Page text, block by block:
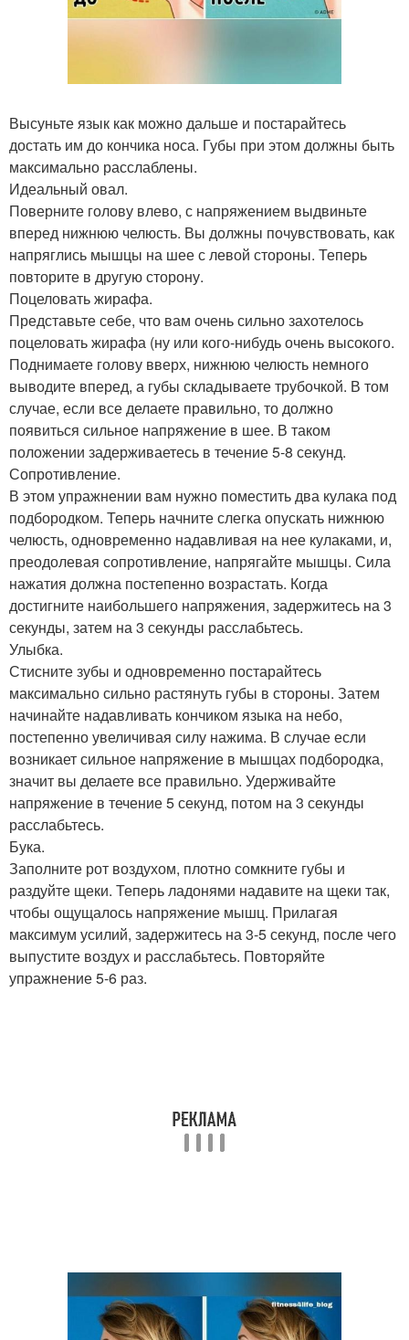
Высуньте язык как можно дальше и постарайтесь
достать им до кончика носа. Губы при этом должны быть
максимально расслаблены.
Идеальный овал.
Поверните голову влево, с напряжением выдвиньте
вперед нижнюю челюсть. Вы должны почувствовать, как
напряглись мышцы на шее с левой стороны. Теперь
повторите в другую сторону.
Поцеловать жирафа.
Представьте себе, что вам очень сильно захотелось
поцеловать жирафа (ну или кого-нибудь очень высокого.
Поднимаете голову вверх, нижнюю челюсть немного
выводите вперед, а губы складываете трубочкой. В том
случае, если все делаете правильно, то должно
появиться сильное напряжение в шее. В таком
положении задерживаетесь в течение 5-8 секунд.
Сопротивление.
В этом упражнении вам нужно поместить два кулака под
подбородком. Теперь начните слегка опускать нижнюю
челюсть, одновременно надавливая на нее кулаками, и,
преодолевая сопротивление, напрягайте мышцы. Сила
нажатия должна постепенно возрастать. Когда
достигните наибольшего напряжения, задержитесь на 3
секунды, затем на 3 секунды расслабьтесь.
Улыбка.
Стисните зубы и одновременно постарайтесь
максимально сильно растянуть губы в стороны. Затем
начинайте надавливать кончиком языка на небо,
постепенно увеличивая силу нажима. В случае если
возникает сильное напряжение в мышцах подбородка,
значит вы делаете все правильно. Удерживайте
напряжение в течение 5 секунд, потом на 3 секунды
расслабьтесь.
Бука.
Заполните рот воздухом, плотно сомкните губы и
раздуйте щеки. Теперь ладонями надавите на щеки так,
чтобы ощущалось напряжение мышц. Прилагая
максимум усилий, задержитесь на 3-5 секунд, после чего
выпустите воздух и расслабьтесь. Повторяйте
упражнение 5-6 раз.